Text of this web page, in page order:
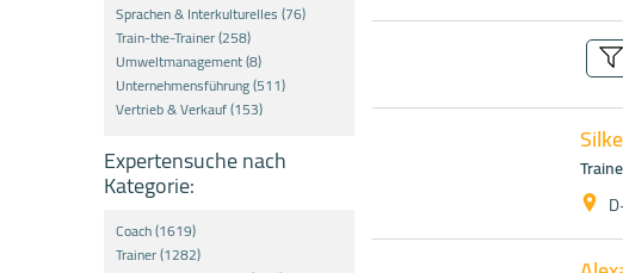
Sprachen & Interkulturelles (76)
Train-the-Trainer (258)
Umweltmanagement (8)
Unternehmensführung (511)
Vertrieb & Verkauf (153)
Expertensuche nach
Kategorie:
Coach (1619)
Trainer (1282)